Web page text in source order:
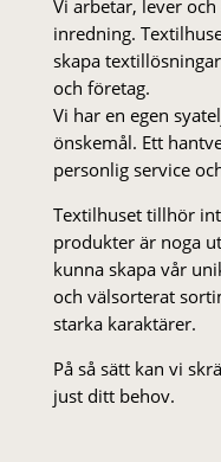
Vi arbetar, lever
inredning.
skapa
och företag.
Vi har en egen
önskemål. Ett
personlig service
Textilhuset tillhör
produkter är noga
kunna skapa vår
och välsorterat
starka karaktärer.
På så sätt kan vi
just ditt behov.